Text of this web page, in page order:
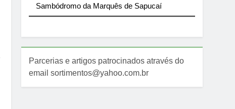
Sambódromo da Marquês de Sapucaí
Parcerias e artigos patrocinados através do
email sortimentos@yahoo.com.br